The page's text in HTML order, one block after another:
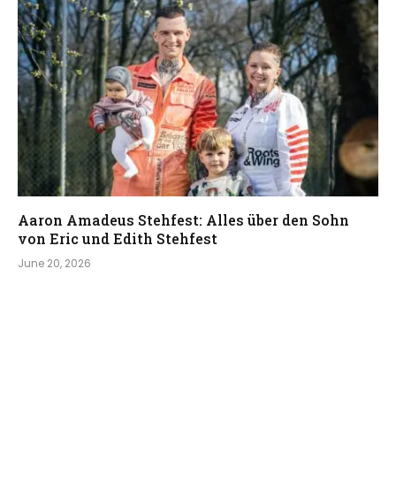
Aaron Amadeus Stehfest: Alles über den Sohn
von Eric und Edith Stehfest
June 20, 2026